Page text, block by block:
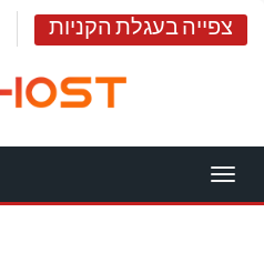
צפייה בעגלת הקניות